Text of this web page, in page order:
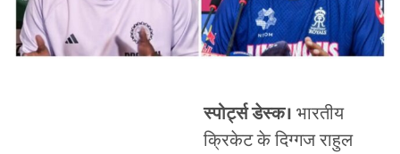
स्पोर्ट्स डेस्क। भारतीय
क्रिकेट के दिग्गज राहुल